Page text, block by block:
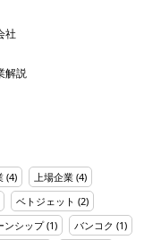
社
解説
(4) 上場企業 (4)
ベトジェット (2)
ンシップ(1) バンコク (1)